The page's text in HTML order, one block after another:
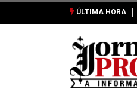
ÚLTIMA HORA